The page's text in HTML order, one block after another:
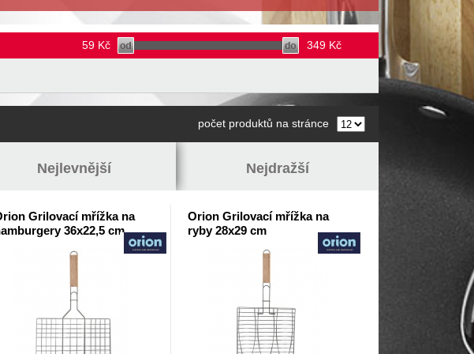
59 Kč 349 Kč
počet produktů na stránce
Nejlevnější Nejdražší
Grilovací mřížka na
36x22,5 cm
Orion Grilovací mřížka na
ryby 28x29 cm